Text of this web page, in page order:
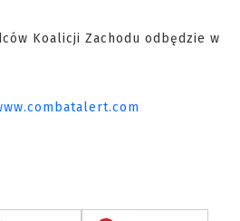
Koalicji Zachodu odbędzie w